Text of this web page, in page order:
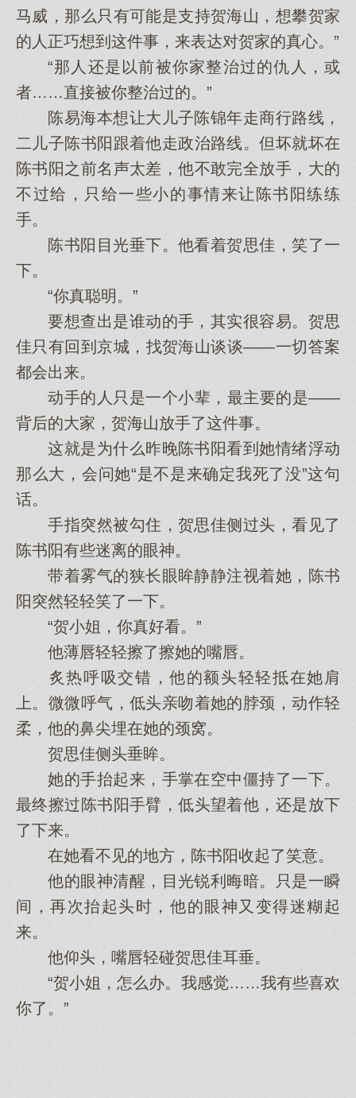
马威，那么只有可能是支持贺海山，想攀贺家
的人正巧想到这件事，来表达对贺家的真心。”
“那人还是以前被你家整治过的仇人，或
者……直接被你整治过的。”
陈易海本想让大儿子陈锦年走商行路线，
二儿子陈书阳跟着他走政治路线。但坏就坏在
陈书阳之前名声太差，他不敢完全放手，大的
不过给，只给一些小的事情来让陈书阳练练
手。
陈书阳目光垂下。他看着贺思佳，笑了一
下。
“你真聪明。”
要想查出是谁动的手，其实很容易。贺思
佳只有回到京城，找贺海山谈谈——一切答案
都会出来。
动手的人只是一个小辈，最主要的是——
背后的大家，贺海山放手了这件事。
这就是为什么昨晚陈书阳看到她情绪浮动
那么大，会问她“是不是来确定我死了没”这句
话。
手指突然被勾住，贺思佳侧过头，看见了
陈书阳有些迷离的眼神。
带着雾气的狭长眼眸静静注视着她，陈书
阳突然轻轻笑了一下。
“贺小姐，你真好看。”
他薄唇轻轻擦了擦她的嘴唇。
炙热呼吸交错，他的额头轻轻抵在她肩
上。微微呼气，低头亲吻着她的脖颈，动作轻
柔，他的鼻尖埋在她的颈窝。
贺思佳侧头垂眸。
她的手抬起来，手掌在空中僵持了一下。
最终擦过陈书阳手臂，低头望着他，还是放下
了下来。
在她看不见的地方，陈书阳收起了笑意。
他的眼神清醒，目光锐利晦暗。只是一瞬
间，再次抬起头时，他的眼神又变得迷糊起
来。
他仰头，嘴唇轻碰贺思佳耳垂。
“贺小姐，怎么办。我感觉……我有些喜欢
你了。”